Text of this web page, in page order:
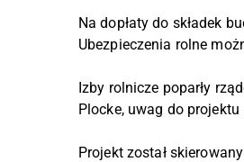
Na dopłaty do składek
Ubezpieczenia rolne
Izby rolnicze poparły
Plocke, uwag do
Projekt został